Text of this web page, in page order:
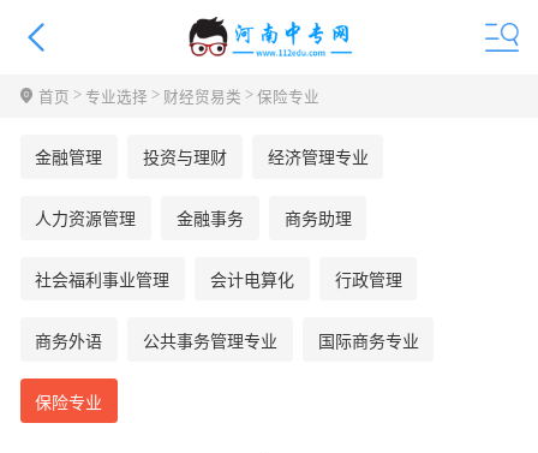
首页 >专业选择 > 财经贸易类 >保险专业
金融管理 投资与理财 经济管理专业
人力资源管理 金融事务 商务助理
社会福利事业管理 会计电算化 行政管理
商务外语 公共事务管理专业 国际商务专业
保险专业